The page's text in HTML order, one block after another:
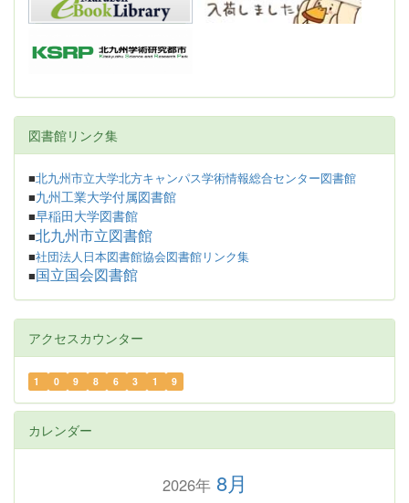
図書館リンク集
■北九州市立大学北方キャンパス学術情報総合センター図書館
■九州工業大学付属図書館
■早稲田大学図書館
■北九州市立図書館
■社団法人日本図書館協会図書館リンク集
■ 国立国会図書館
アクセスカウンター
1 0 9 8 6 3 1 9
カレンダー
2026年8月